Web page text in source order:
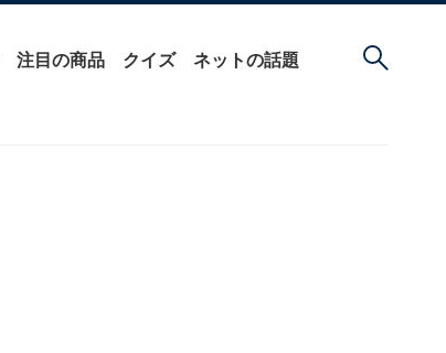
注目の商品 クイズ ネットの話題